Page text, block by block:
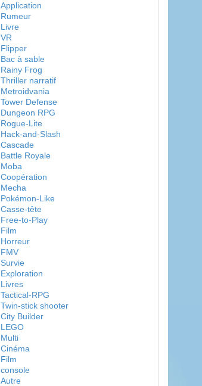
Application
Rumeur
Livre
VR
Flipper
Bac à sable
Rainy Frog
Thriller narratif
Metroidvania
Tower Defense
Dungeon RPG
Rogue-Lite
Hack-and-Slash
Cascade
Battle Royale
Moba
Coopération
Mecha
Pokémon-Like
Casse-tête
Free-to-Play
Film
Horreur
FMV
Survie
Exploration
Livres
Tactical-RPG
Twin-stick shooter
City Builder
LEGO
Multi
Cinéma
Film
console
Autre